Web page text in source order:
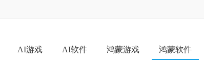
AI游戏 AI软件 鸿蒙游戏 鸿蒙软件